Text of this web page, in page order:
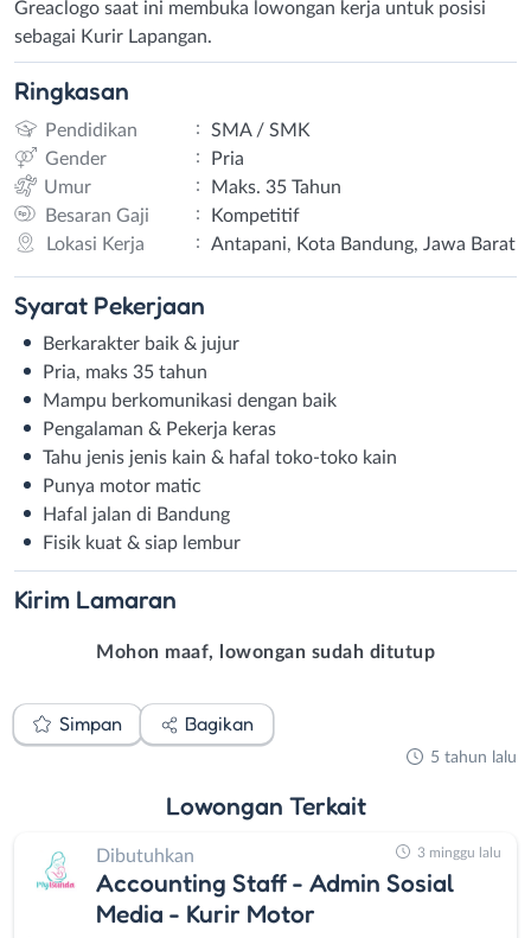
Greaclogo saat ini membuka lowongan kerja untuk posisi
sebagai Kurir Lapangan.
Ringkasan
Pendidikan :
SMA / SMK
Gender
:
Pria
Umur
:
Maks. 35 Tahun
Besaran Gaji
:
Kompetitif
Lokasi Kerja
: Antapani, Kota Bandung, Jawa Barat
Syarat Pekerjaan
Berkarakter baik & jujur
Pria, maks 35 tahun
Mampu berkomunikasi dengan baik
Pengalaman & Pekerja keras
Tahu jenis jenis kain & hafal toko-toko kain
Punya motor matic
Hafal jalan di Bandung
Fisik kuat & siap lembur
Kirim Lamaran
Mohon maaf, lowongan sudah ditutup
Simpan Bagikan
5 tahun lalu
Lowongan Terkait
Dibutuhkan
Accounting Staff - Admin Sosial
Media - Kurir Motor
3 minggu lalu